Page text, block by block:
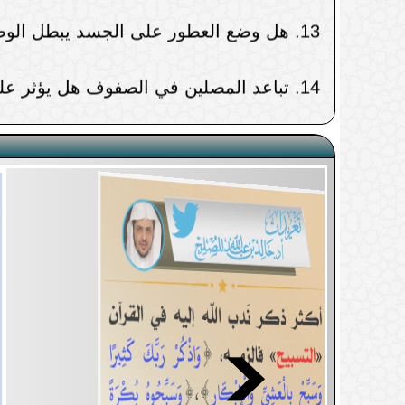
شراء الأضحية والتوكيل في ذبحها عبر
هل يجوز الاقتراض من أجل الأضحية
إذا دخل المسجد لصلاة الجمعة أثناء
حكم إلقاء خطبة الجمعة بغير اللغة
النساء في البيوت إذا كن يسمعن